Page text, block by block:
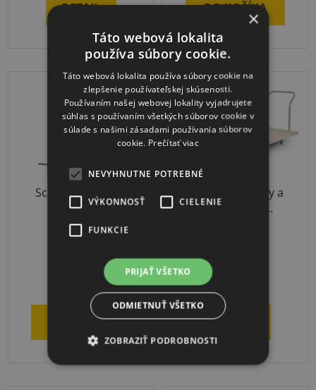
hviezdičiek.
DETAIL DO KOŠÍKA
Schildkrot Kombi
sieť
DO KOŠÍKA
DOPRAVA ZADARMO
Vozík na žinenky a
tréningové
DETAIL
×
Táto webová lokalita
používa súbory cookie.
Táto webová lokalita používa súbory cookie na
zlepšenie používateľskej skúsenosti.
Používaním našej webovej lokality vyjadrujete
súhlas s používaním všetkých súborov cookie v
súlade s našimi zásadami používania súborov
cookie. Prečítať viac
NEVYHNUTNE POTREBNÉ
VÝKONNOSŤ CIELENIE
FUNKCIE
PRIJAŤ VŠETKO
ODMIETNUŤ VŠETKO
ZOBRAZIŤ PODROBNOSTI